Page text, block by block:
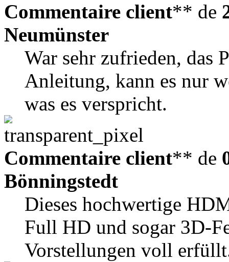
Commentaire client** de
Neumünster
War sehr zufrieden, das
Anleitung, kann es nur
was es verspricht.
Commentaire client** de
Bönningstedt
Dieses hochwertige
Full HD und sogar 3D-
Vorstellungen voll